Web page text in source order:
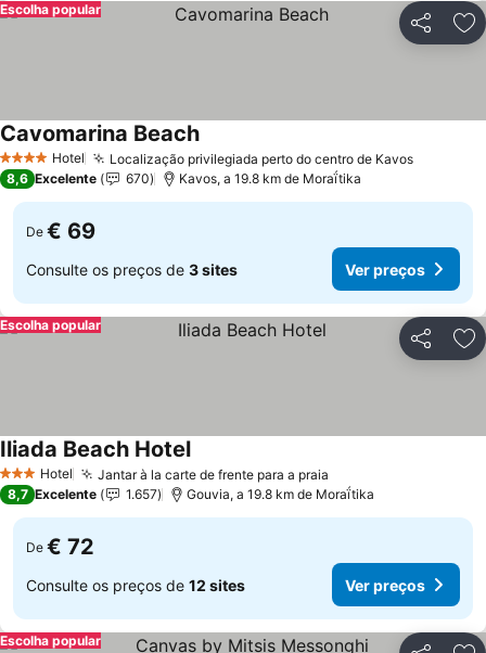
Partilhar
Escolha popular
4 EstrelasHotel Localização privilegiada perto do centro de KavosVer
Cavomarina BeachVer preços
8,6 Excelente 670 Kavos, a 19.8 km de Moraḯtika
De € 69
Consulte os preços de 3 sites Ver preços
Partilhar
Escolha popular
3 EstrelasHotel Jantar à la carte de frente para a praia
Iliada Beach HotelVer preços
8,7 Excelente 1.657 Gouvia, a 19.8 km de Moraḯtika
De € 72
Consulte os preços de 12 sites Ver preços
Escolha popular